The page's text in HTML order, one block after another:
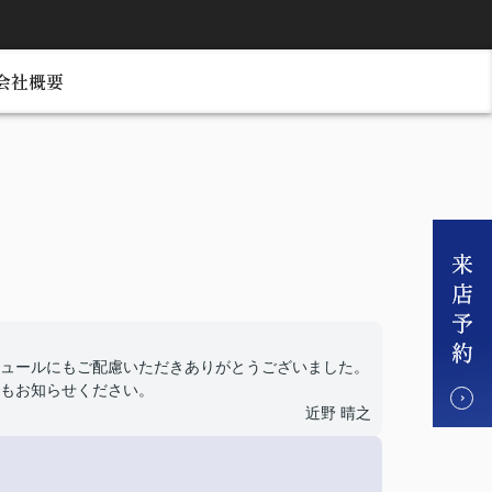
社概要
ールにもご配慮いただきありがとうございました。
お知らせください。
近野 晴之